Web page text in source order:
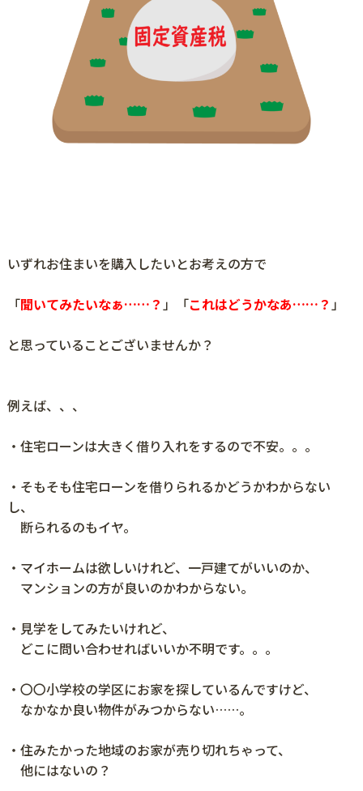
いずれお住まいを購入したいとお考えの方で
「聞いてみたいなぁ……？ 」「これはどうかなあ……？ 」
と思っていることございませんか？
例えば、、、
・住宅ローンは大きく借り入れをするので不安。。。
・そもそも住宅ローンを借りられるかどうかわからない
し、
断られるのもイヤ。
・マイホームは欲しいけれど、一戸建てがいいのか、
マンションの方が良いのかわからない。
・見学をしてみたいけれど、
どこに問い合わせればいいか不明です。。。
・〇〇小学校の学区にお家を探しているんですけど、
なかなか良い物件がみつからない……。
・住みたかった地域のお家が売り切れちゃって、
他にはないの？